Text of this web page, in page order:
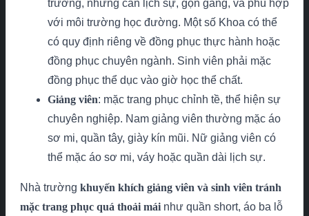
trường, nhưng cần lịch sự, gọn gàng, và phù hợp
với môi trường học đường. Một số Khoa có thể
có quy định riêng về đồng phục thực hành hoặc
đồng phục chuyên ngành. Sinh viên phải mặc
đồng phục thể dục vào giờ học thể chất.
Giảng viên: mặc trang phục chỉnh tề, thể hiện sự
chuyên nghiệp. Nam giảng viên thường mặc áo
sơ mi, quần tây, giày kín mũi. Nữ giảng viên có
thể mặc áo sơ mi, váy hoặc quần dài lịch sự.
Nhà trường khuyến khích giảng viên và sinh viên tránh
mặc trang phục quá thoải mái như quần short, áo ba lỗ